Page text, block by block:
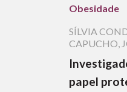
Obesidade
SÍLVIA
CAPUCHO,
papel